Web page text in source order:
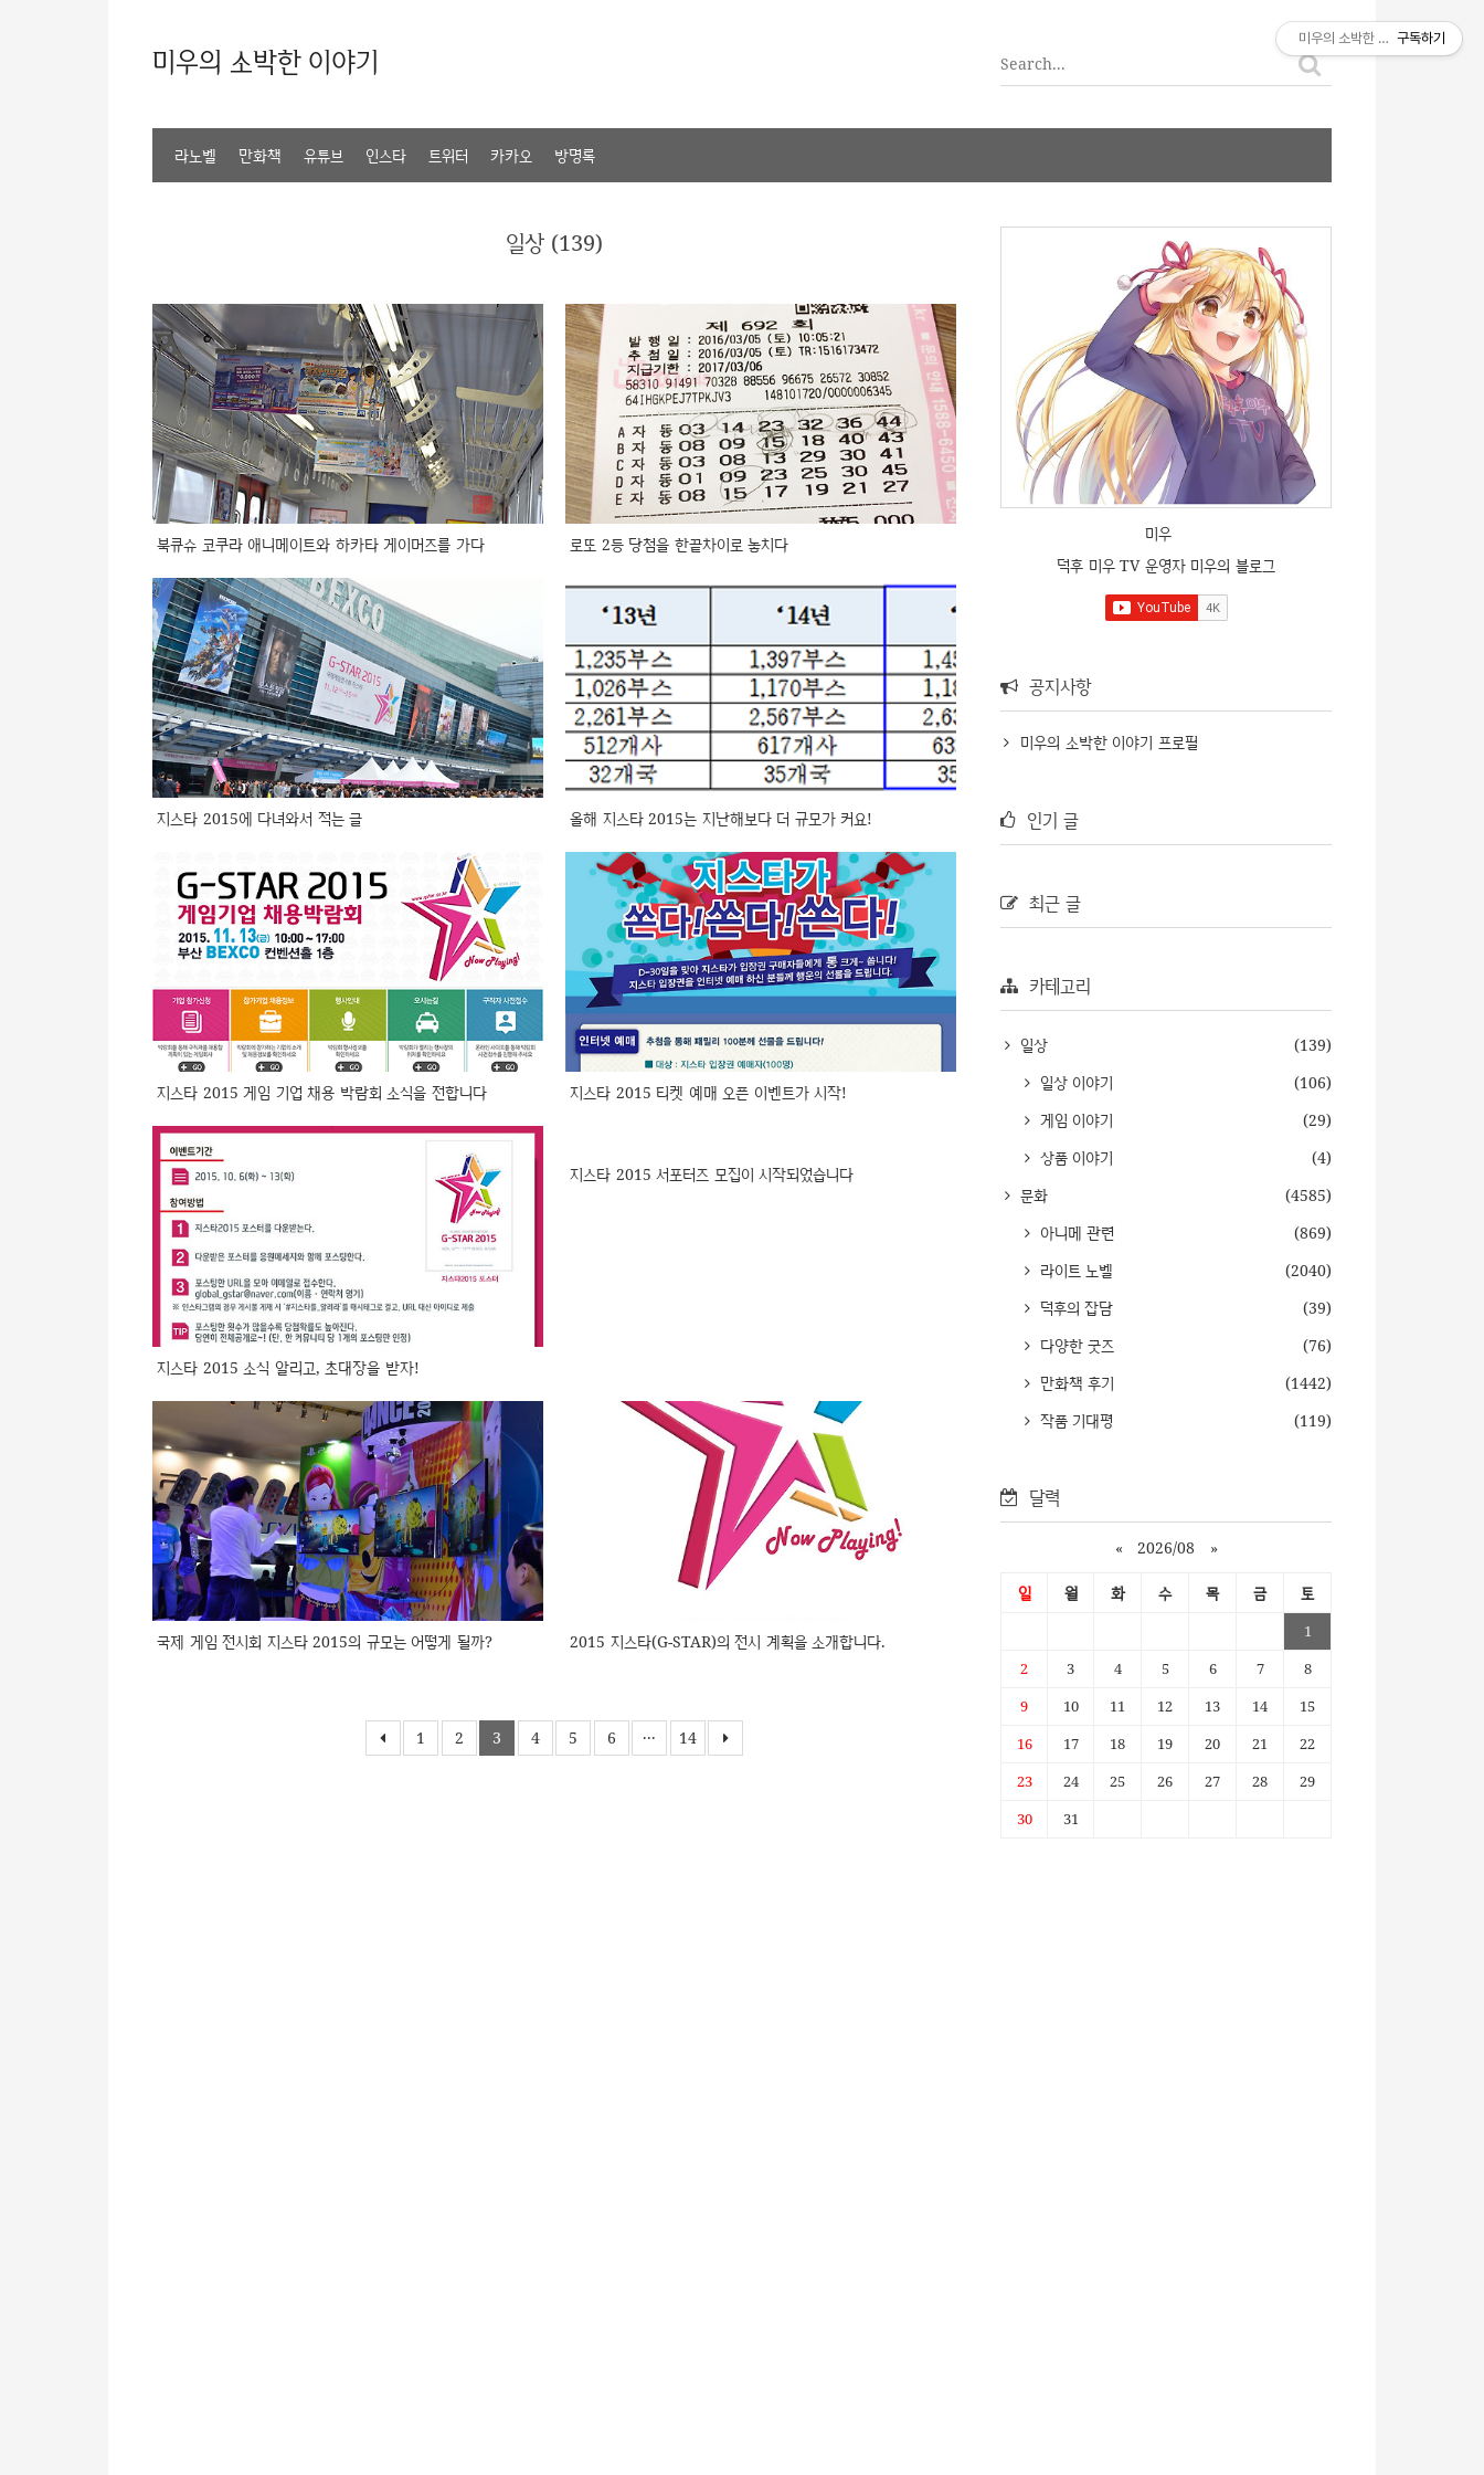
미우의 소박한 이야기
라노벨 만화책 유튜브 인스타 트위터 카카오 방명록
일상 (139)
북큐슈 코쿠라 애니메이트와 하카타 게이머즈를 가다 로또 2등 당첨을 한끝차이로 놓치다
지스타 2015에 다녀와서 적는 글 올해 지스타 2015는 지난해보다 더 규모가 커요!
지스타 2015 게임 기업 채용 박람회 소식을 전합니다 지스타 2015 티켓 예매 오픈 이벤트가 시작!
지스타 2015 소식 알리고, 초대장을 받자!
지스타 2015 서포터즈 모집이 시작되었습니다
국제 게임 전시회 지스타 2015의 규모는 어떻게 될까? 2015 지스타(G-STAR)의 전시 계획을 소개합니다.
1 2 3 4 5 6 ··· 14
미우
덕후 미우 TV 운영자 미우의 블로그
공지사항
미우의 소박한 이야기 프로필
인기 글
최근 글
카테고리
일상
(139)
일상 이야기
(106)
게임 이야기
(29)
상품 이야기
(4)
문화
(4585)
아니메 관련
(869)
라이트 노벨
(2040)
덕후의 잡담
(39)
다양한 굿즈
(76)
만화책 후기
(1442)
작품 기대평
(119)
달력
« 2026/08 »
일 월 화 수 목 금 토
1
2
3 4 5 6 7
8
9
10 11 12 13 14
15
16
17 18 19 20 21
22
23
24 25 26 27 28
29
30
31
미우의 소박한 이야기구독하기